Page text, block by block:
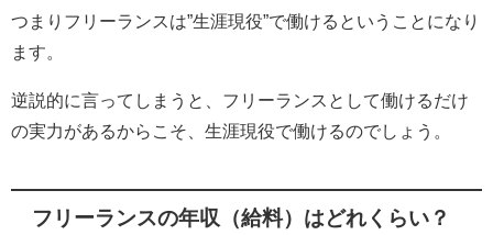
つまりフリーランスは”生涯現役”で働けるということになり
ます。
逆説的に言ってしまうと、フリーランスとして働けるだけ
の実力があるからこそ、生涯現役で働けるのでしょう。
フリーランスの年収（給料）はどれくらい？